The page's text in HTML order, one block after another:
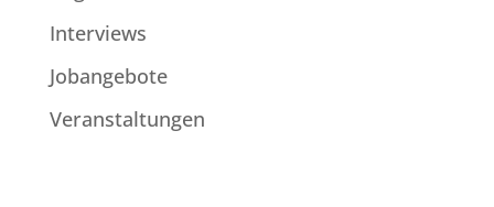
Interviews
Jobangebote
Veranstaltungen